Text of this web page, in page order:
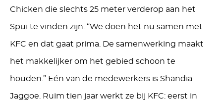
Chicken die slechts 25 meter verderop aan het
Spui te vinden zijn. “We doen het nu samen met
KFC en dat gaat prima. De samenwerking maakt
het makkelijker om het gebied schoon te
houden.” Eén van de medewerkers is Shandia
Jaggoe. Ruim tien jaar werkt ze bij KFC: eerst in